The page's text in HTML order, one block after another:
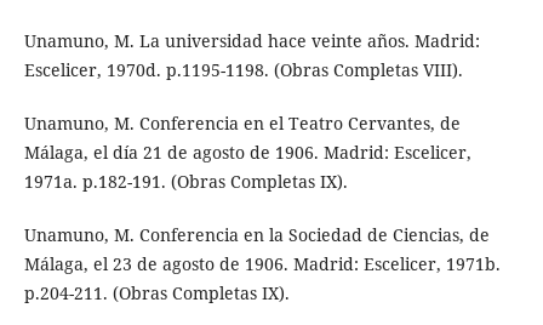
Unamuno, M. La universidad hace veinte años. Madrid:
Escelicer, 1970d. p.1195-1198. (Obras Completas VIII).
Unamuno, M. Conferencia en el Teatro Cervantes, de
Málaga, el día 21 de agosto de 1906. Madrid: Escelicer,
1971a. p.182-191. (Obras Completas IX).
Unamuno, M. Conferencia en la Sociedad de Ciencias, de
Málaga, el 23 de agosto de 1906. Madrid: Escelicer, 1971b.
p.204-211. (Obras Completas IX).